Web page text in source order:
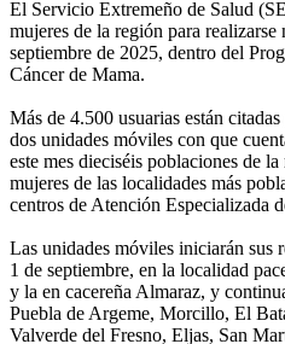
El Servicio Extremeño de Salud
mujeres de la región para
septiembre de 2025, dentro del
Cáncer de Mama.
Más de 4.500 usuarias están
dos unidades móviles con que
este mes dieciséis poblaciones de
mujeres de las localidades más
centros de Atención Especializada
Las unidades móviles iniciarán sus
1 de septiembre, en la localidad
y la en cacereña Almaraz, y
Puebla de Argeme, Morcillo, El
Valverde del Fresno, Eljas, San